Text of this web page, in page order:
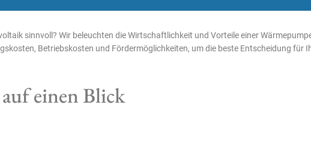
sinnvoll? Wir beleuchten die Wirtschaftlichkeit und Vorteile einer
Betriebskosten und Fördermöglichkeiten, um die beste Entscheidung für
einen Blick